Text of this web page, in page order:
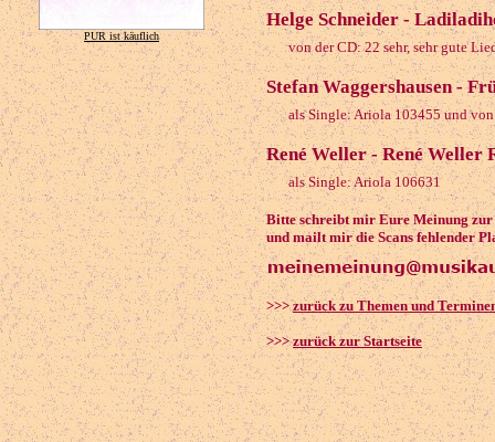
PUR ist käuflich
Helge Schneider -
von der CD: 22 sehr, sehr gute
Stefan Waggershausen -
als Single: Ariola 103455 und
René Weller - René Weller
als Single: Ariola 106631
Bitte schreibt mir Eure Meinung zur
und mailt mir die Scans fehlender
>>>zurück zu Themen und
>>>zurück zur Startseite